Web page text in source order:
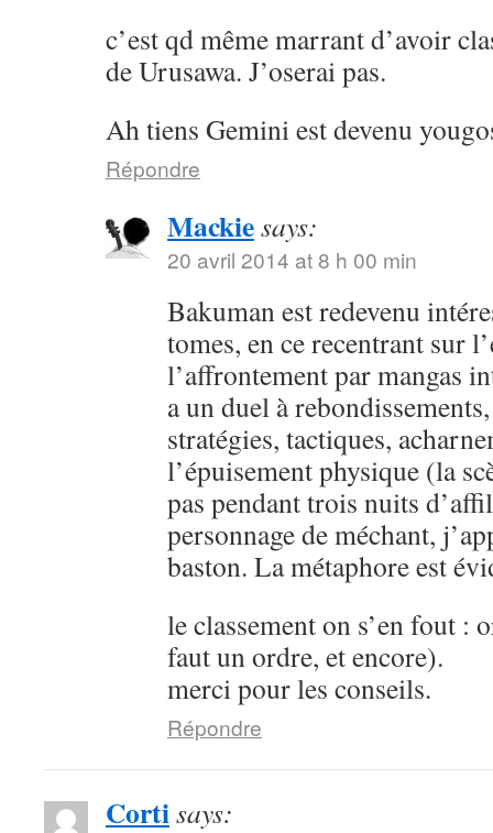
c’est qd même marrant d’avoir
de Urusawa. J’oserai pas.
Ah tiens Gemini est devenu
Répondre
Mackiesays:
20 avril 2014 at 8 h 00 min
Bakuman est redevenu
tomes, en ce recentrant sur
l’affrontement par mangas
a un duel à
stratégies, tactiques,
l’épuisement physique (la
pas pendant trois nuits
personnage de méchant,
baston. La métaphore est
le classement on s’en fout :
faut un ordre, et encore).
merci pour les conseils.
Répondre
Cortisays: